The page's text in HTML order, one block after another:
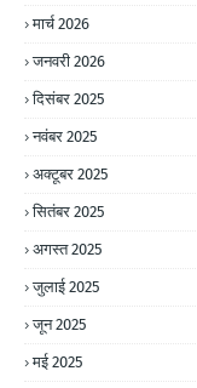
मार्च 2026
जनवरी 2026
दिसंबर 2025
नवंबर 2025
अक्टूबर 2025
सितंबर 2025
अगस्त 2025
जुलाई 2025
जून 2025
मई 2025